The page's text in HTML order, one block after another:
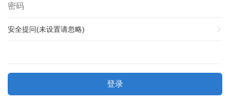
安全提问(未设置请忽略)
登录